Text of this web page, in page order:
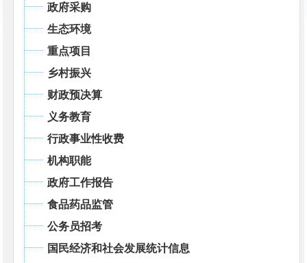
政府采购
生态环境
重点项目
乡村振兴
财政预决算
义务教育
行政事业性收费
机构职能
政府工作报告
食品药品监管
公务员招考
国民经济和社会发展统计信息